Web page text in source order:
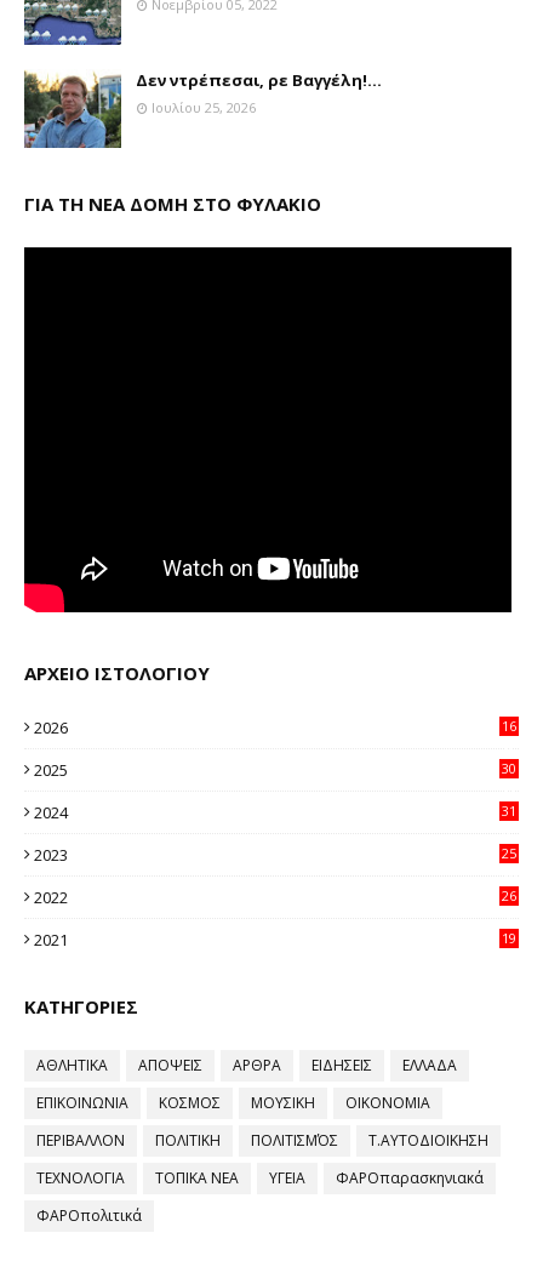
Νοεμβρίου 05, 2022
Δεν ντρέπεσαι, ρε Βαγγέλη!...
Ιουλίου 25, 2026
ΓΙΑ ΤΗ ΝΕΑ ΔΟΜΗ ΣΤΟ ΦΥΛΑΚΙΟ
ΑΡΧΕΙΟ ΙΣΤΟΛΟΓΙΟΥ
2026
16
2025
30
2024
31
2023
25
2022
26
2021
19
ΚΑΤΗΓΟΡΙΕΣ
ΑΘΛΗΤΙΚΑ ΑΠΟΨΕΙΣ ΑΡΘΡΑ ΕΙΔΗΣΕΙΣ
ΕΛΛΑΔΑ
ΕΠΙΚΟΙΝΩΝΙΑ
ΚΟΣΜΟΣ ΜΟΥΣΙΚΗ
ΟΙΚΟΝΟΜΙΑ
ΠΕΡΙΒΑΛΛΟΝ
ΠΟΛΙΤΙΚΗ ΠΟΛΙΤΙΣΜΌΣ
Τ.ΑΥΤΟΔΙΟΙΚΗΣΗ
ΤΕΧΝΟΛΟΓΙΑ
ΤΟΠΙΚΑ ΝΕΑ ΥΓΕΙΑ
ΦΑΡΟπαρασκηνιακά
ΦΑΡΟπολιτικά